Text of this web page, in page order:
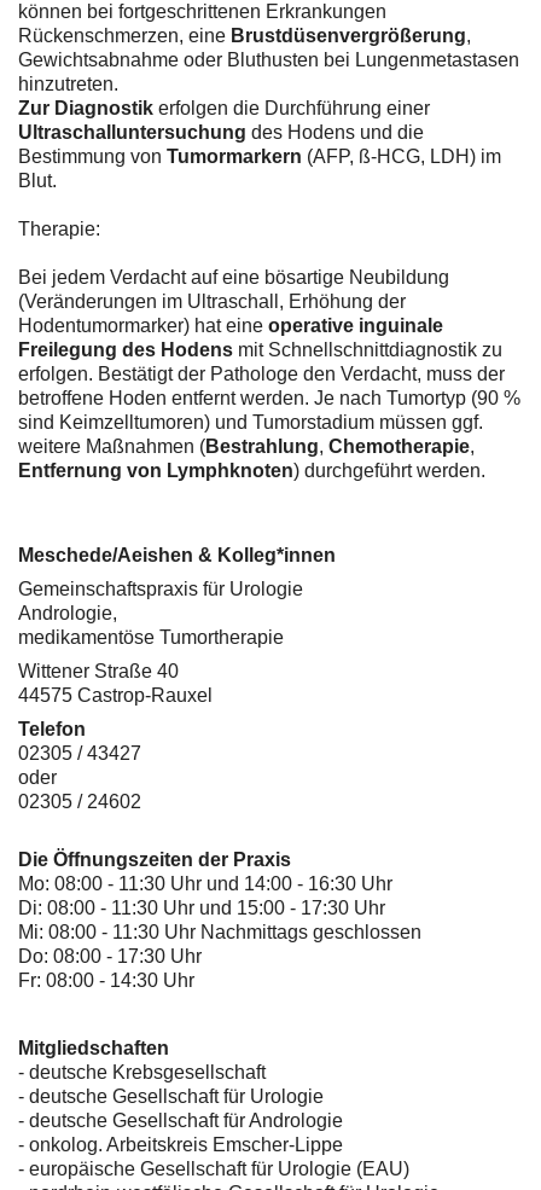
können bei fortgeschrittenen Erkrankungen
Rückenschmerzen, eine Brustdüsenvergrößerung,
Gewichtsabnahme oder Bluthusten bei Lungenmetastasen
hinzutreten.
Zur Diagnostik erfolgen die Durchführung einer
Ultraschalluntersuchung des Hodens und die
Bestimmung von Tumormarkern (AFP, ß-HCG, LDH) im
Blut.
Therapie:
Bei jedem Verdacht auf eine bösartige Neubildung
(Veränderungen im Ultraschall, Erhöhung der
Hodentumormarker) hat eine operative inguinale
Freilegung des Hodens mit Schnellschnittdiagnostik zu
erfolgen. Bestätigt der Pathologe den Verdacht, muss der
betroffene Hoden entfernt werden. Je nach Tumortyp (90 %
sind Keimzelltumoren) und Tumorstadium müssen ggf.
weitere Maßnahmen (Bestrahlung, Chemotherapie,
Entfernung von Lymphknoten) durchgeführt werden.
Meschede/Aeishen & Kolleg*innen
Gemeinschaftspraxis für Urologie
Andrologie,
medikamentöse Tumortherapie
Wittener Straße 40
44575 Castrop-Rauxel
Telefon
02305 / 43427
oder
02305 / 24602
Die Öffnungszeiten der Praxis
Mo: 08:00 - 11:30 Uhr und 14:00 - 16:30 Uhr
Di: 08:00 - 11:30 Uhr und 15:00 - 17:30 Uhr
Mi: 08:00 - 11:30 Uhr Nachmittags geschlossen
Do: 08:00 - 17:30 Uhr
Fr: 08:00 - 14:30 Uhr
Mitgliedschaften
- deutsche Krebsgesellschaft
- deutsche Gesellschaft für Urologie
- deutsche Gesellschaft für Andrologie
- onkolog. Arbeitskreis Emscher-Lippe
- europäische Gesellschaft für Urologie (EAU)